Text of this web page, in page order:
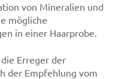
von Mineralien und
mögliche
in einer Haarprobe.
Erreger der
der Empfehlung vom